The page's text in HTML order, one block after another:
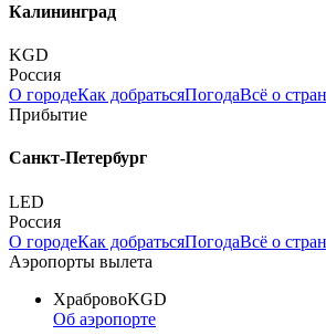
Калининград
KGD
Россия
О городеКак добратьсяПогодаВсё о
Прибытие
Санкт-Петербург
LED
Россия
О городеКак добратьсяПогодаВсё о
Аэропорты вылета
ХрабровоKGD
Об аэропорте